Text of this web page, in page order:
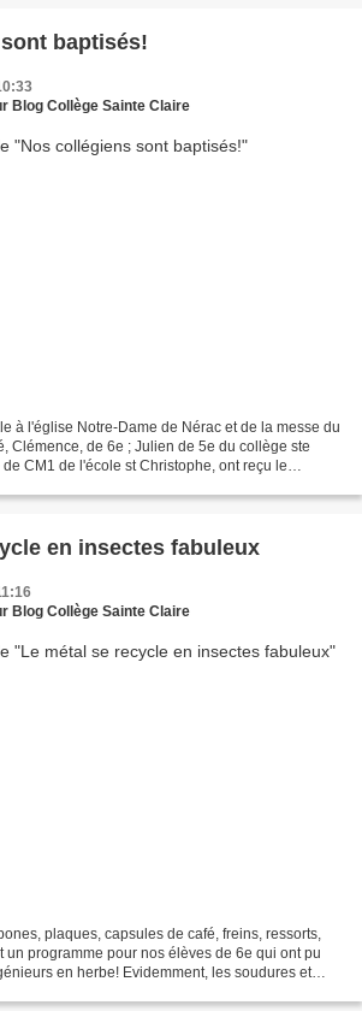
baptisés!
Blog Collège Sainte Claire
Notre-Dame de Nérac et de la messe du
Clémence, de 6e ; Julien de 5e du collège ste
CM1 de l'école st Christophe, ont reçu le
en insectes fabuleux
Blog Collège Sainte Claire
plaques, capsules de café, freins, ressorts,
un programme pour nos élèves de 6e qui ont pu
en herbe! Evidemment, les soudures et